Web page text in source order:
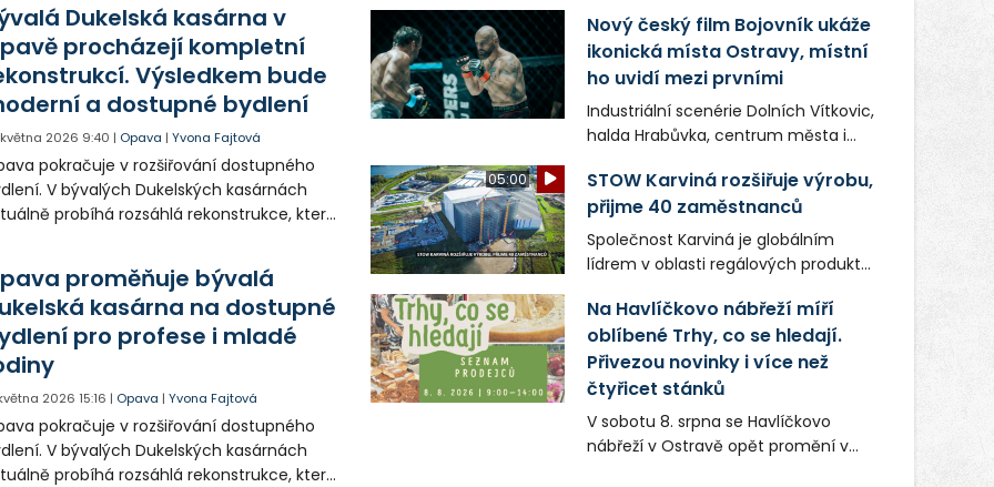
Dukelská kasárna v
procházejí kompletní
Výsledkem bude
a dostupné bydlení
května 2026 9:40 | Opava |Yvona Fajtová
pokračuje v rozšiřování dostupného
V bývalých Dukelských kasárnách
probíhá rozsáhlá rekonstrukce, která
mladé rodiny.proměňuje bývalá
kasárna na dostupné
pro profese i mladé
2026 15:16 | Opava |Yvona Fajtová
pokračuje v rozšiřování dostupného
V bývalých Dukelských kasárnách
probíhá rozsáhlá rekonstrukce, která
Nový český film Bojovník ukáže
ikonická místa Ostravy, místní
ho uvidí mezi prvními
Industriální scenérie Dolních Vítkovic,
halda Hrabůvka, centrum města i
v novém filmu Bojovník, který vstoupí
do kin už 13. srpna. Režiséři Vojtěch
Frič a Tomáš Dianiška si
moravskoslezskou metropoli
nevybrali náhodou – její syrová
atmosféra se stala přirozenou
součástí příběhu bývalého
boxerského šampiona Hoffa (Milan
Ondrík), jenž se po letech vrací do
světa vrcholových zápasů, tentokrát
v MMA.
05:00
STOW Karviná rozšiřuje výrobu,
přijme 40 zaměstnanců
Společnost Karviná je globálním
lídrem v oblasti regálových produktů
zaměstnavatelem na Karvinsku a
firmou s obrovským potenciálem.
Na Havlíčkovo nábřeží míří
oblíbené Trhy, co se hledají.
Přivezou novinky i více než
čtyřicet stánků
V sobotu 8. srpna se Havlíčkovo
nábřeží v Ostravě opět promění v